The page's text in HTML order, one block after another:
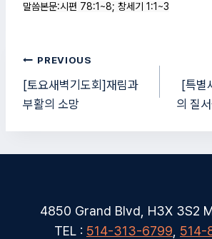
말씀본문:시편 78:1~8; 창세기 1:1~3
글
탐
색
PREVIOUS
[토요새벽기도회]재림과
부활의 소망
[특별
의 질
4850 Grand Blvd, H3X 3S2
TEL : 514-313-6799 514-